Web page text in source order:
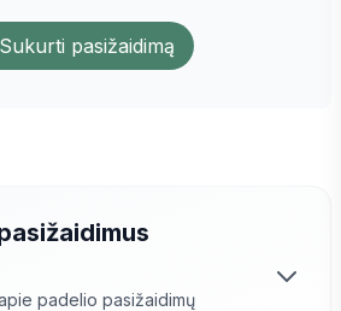
Sukurti pasižaidimą
padelio pasižaidimų